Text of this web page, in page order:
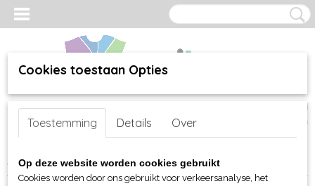
Inloggen Registreren
(0)
Home >webshop>Per merk > Stormtech jassen en tassen
Cookies toestaan Opties
Toestemming Details Over
Op deze website worden cookies gebruikt
Cookies worden door ons gebruikt voor verkeersanalyse, het